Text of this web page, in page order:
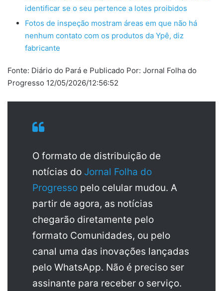
identificar se o seu pertence a lotes proibidos
Fotos de inspeção mostram áreas em que não há
nenhum contato com os produtos da Ypê, diz
fabricante
Fonte: Diário do Pará e Publicado Por: Jornal Folha do
Progresso 12/05/2026/12:56:52
O formato de distribuição de
notícias do Jornal Folha do
Progresso pelo celular mudou. A
partir de agora, as notícias
chegarão diretamente pelo
formato Comunidades, ou pelo
canal uma das inovações lançadas
pelo WhatsApp. Não é preciso ser
assinante para receber o serviço.